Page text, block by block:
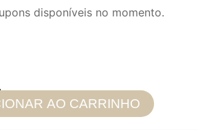
disponíveis no momento.
AO CARRINHO